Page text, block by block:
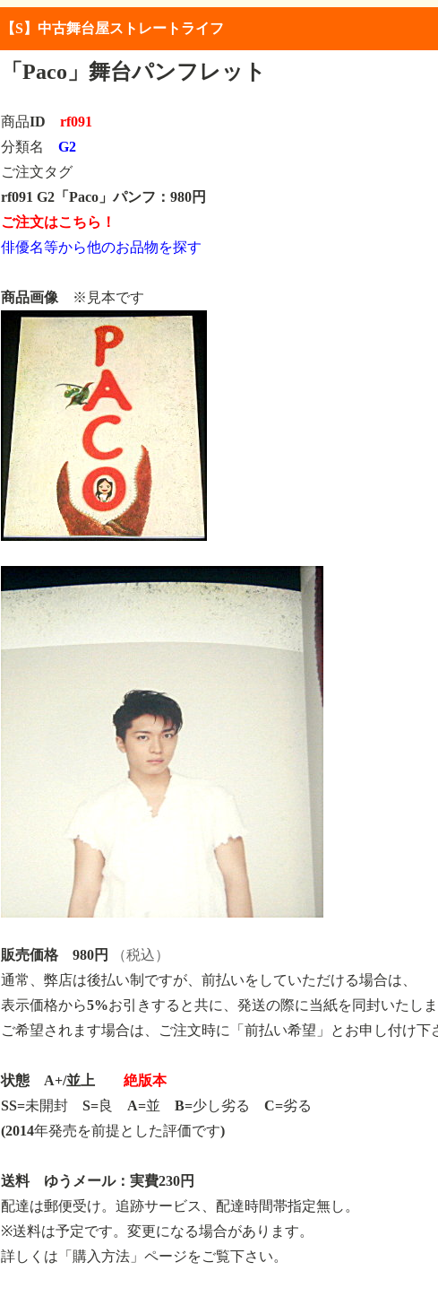
【S】中古舞台屋ストレートライフ
「Paco」舞台パンフレット
商品ID rf091
分類名 G2
ご注文タグ
rf091 G2「Paco」パンフ：980円
ご注文はこちら！
俳優名等から他のお品物を探す
商品画像 ※見本です
販売価格 980円
（税込）
通常、弊店は後払い制ですが、前払いをしていただける場合は、
表示価格から5%お引きすると共に、発送の際に当紙を同封いたしま
ご希望されます場合は、ご注文時に「前払い希望」とお申し付け下
状態 A+/並上
絶版本
SS=未開封 S=良 A=並 B=少し劣る C=劣る
(2014年発売を前提とした評価です)
送料 ゆうメール：実費230円
配達は郵便受け。追跡サービス、配達時間帯指定無し。
※送料は予定です。変更になる場合があります。
詳しくは「購入方法」ページをご覧下さい。